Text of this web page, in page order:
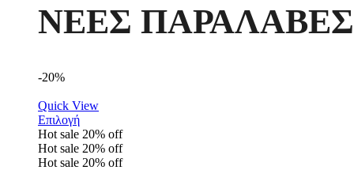
ΝΕΕΣ ΠΑΡΑΛΑΒΕΣ
-20%
Quick View
Επιλογή
Hot sale 20% off
Hot sale 20% off
Hot sale 20% off